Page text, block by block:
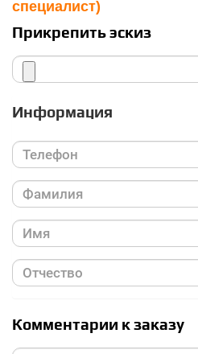
специалист)
Прикрепить эскиз
Информация
Комментарии к заказу